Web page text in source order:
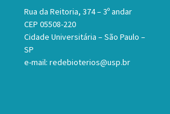
Rua da Reitoria, 374 – 3º andar
CEP 05508-220
Cidade Universitária – São Paulo –
SP
e-mail: redebioterios@usp.br